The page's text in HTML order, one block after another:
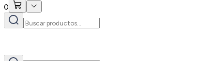
0